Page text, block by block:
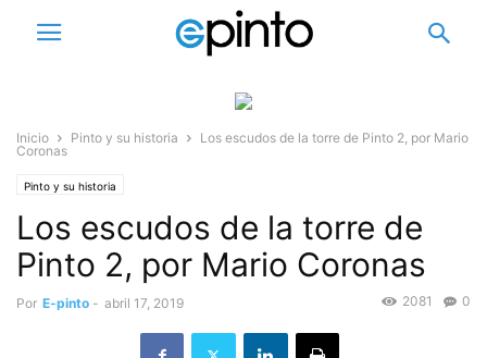
Inicio Pinto y su historia
Los escudos de la torre de Pinto 2, por Mario
Coronas
Pinto y su historia
Los escudos de la torre de
Pinto 2, por Mario Coronas
Por E-pinto - abril 17, 2019 0
2081